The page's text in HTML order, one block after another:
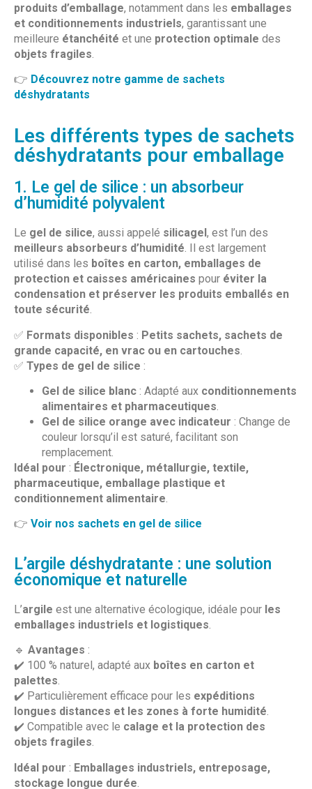
produits d’emballage, notamment dans les emballages
et conditionnements industriels, garantissant une
meilleure étanchéité et une protection optimale des
objets fragiles
👉 Découvrez notre gamme de sachets
déshydratants
Les différents types de sachets
déshydratants pour emballage
1. Le gel de silice : un absorbeur
d’humidité polyvalent
Le gel de silice, aussi appelé silicagel , est l’un des
meilleurs absorbeurs d’humidité. Il est largement
utilisé dans les boîtes en carton, emballages de
protection et caisses américaines pour éviter la
condensation et préserver les produits emballés en
toute sécurité.
✅ Formats disponibles : Petits sachets, sachets de
grande capacité, en vrac ou en cartouches
✅ Types de gel de silice :
Gel de silice blanc : Adapté aux conditionnements
alimentaires et pharmaceutiques.
Gel de silice orange avec indicateur : Change de
couleur lorsqu’il est saturé, facilitant son
remplacement.
Idéal pour : Électronique, métallurgie, textile,
pharmaceutique, emballage plastique et
conditionnement alimentaire.
👉 Voir nos sachets en gel de silice
L’argile déshydratante : une solution
économique et naturelle
L’argile est une alternative écologique, idéale pour les
emballages industriels et logistiques.
🔹 Avantages :
✔️ 100 % naturel, adapté aux boîtes en carton et
palettes.
✔️ Particulièrement efficace pour les expéditions
longues distances et les zones à forte humidité.
✔️ Compatible avec le calage et la protection des
objets fragiles.
Idéal pour : Emballages industriels, entreposage,
stockage longue durée